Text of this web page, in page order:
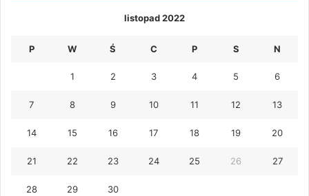
listopad 2022
P W Ś C P S N
1 2 3 4 5 6
7 8 9 10 11 12 13
14 15 16 17 18 19 20
21 22 23 24 25 26 27
28 29 30